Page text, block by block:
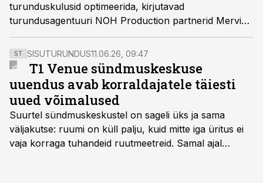
turunduskulusid optimeerida, kirjutavad
turundusagentuuri NOH Production partnerid Mervi
Pirhonen ja Birgit Karus, tuues muu hulgas välja, et
kahekuuline turunduspaus digikanalites tähendab
arvestatava käibega e-poe müügile 50protsendilist
langust juba kolmandal kuul.
ST SISUTURUNDUS11.06.26, 09:47
T1 Venue sündmuskeskuse
uuendus avab korraldajatele täiesti
uued võimalused
Suurtel sündmuskeskustel on sageli üks ja sama
väljakutse: ruumi on küll palju, kuid mitte iga üritus ei
vaja korraga tuhandeid ruutmeetreid. Samal ajal